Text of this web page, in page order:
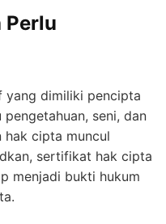
Perlu
yang dimiliki pencipta
seni, dan
hak cipta muncul
sertifikat hak cipta
menjadi bukti hukum